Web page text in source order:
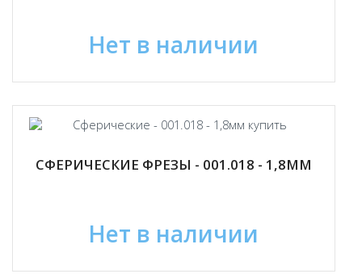
Нет в наличии
СФЕРИЧЕСКИЕ ФРЕЗЫ - 001.018 - 1,8ММ
Нет в наличии